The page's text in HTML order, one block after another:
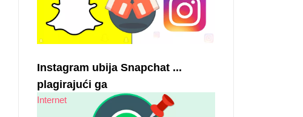
Instagram ubija Snapchat ...
plagirajući ga
Internet